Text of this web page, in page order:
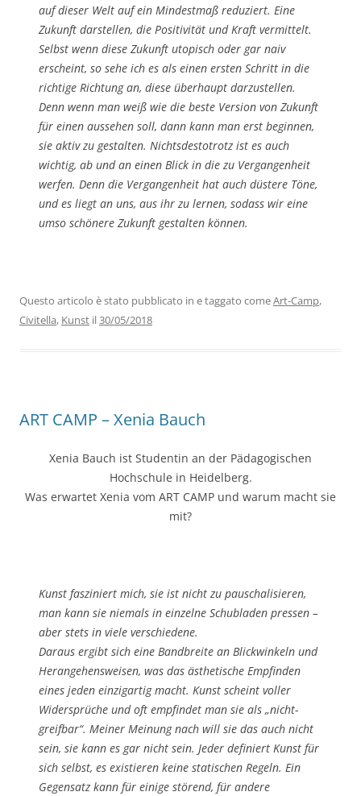
auf dieser Welt auf ein Mindestmaß reduziert. Eine
Zukunft darstellen, die Positivität und Kraft vermittelt.
Selbst wenn diese Zukunft utopisch oder gar naiv
erscheint, so sehe ich es als einen ersten Schritt in die
richtige Richtung an, diese überhaupt darzustellen.
Denn wenn man weiß wie die beste Version von Zukunft
für einen aussehen soll, dann kann man erst beginnen,
sie aktiv zu gestalten. Nichtsdestotrotz ist es auch
wichtig, ab und an einen Blick in die zu Vergangenheit
werfen. Denn die Vergangenheit hat auch düstere Töne,
und es liegt an uns, aus ihr zu lernen, sodass wir eine
umso schönere Zukunft gestalten können.
Questo articolo è stato pubblicato in e taggato comeArt-Camp,
Civitella, Kunst il30/05/2018
ART CAMP – Xenia Bauch
Xenia Bauch ist Studentin an der Pädagogischen
Hochschule in Heidelberg.
Was erwartet Xenia vom ART CAMP und warum macht sie
mit?
Kunst fasziniert mich, sie ist nicht zu pauschalisieren,
man kann sie niemals in einzelne Schubladen pressen –
aber stets in viele verschiedene.
Daraus ergibt sich eine Bandbreite an Blickwinkeln und
Herangehensweisen, was das ästhetische Empfinden
eines jeden einzigartig macht. Kunst scheint voller
Widersprüche und oft empfindet man sie als „nicht-
greifbar“. Meiner Meinung nach will sie das auch nicht
sein, sie kann es gar nicht sein. Jeder definiert Kunst für
sich selbst, es existieren keine statischen Regeln. Ein
Gegensatz kann für einige störend, für andere